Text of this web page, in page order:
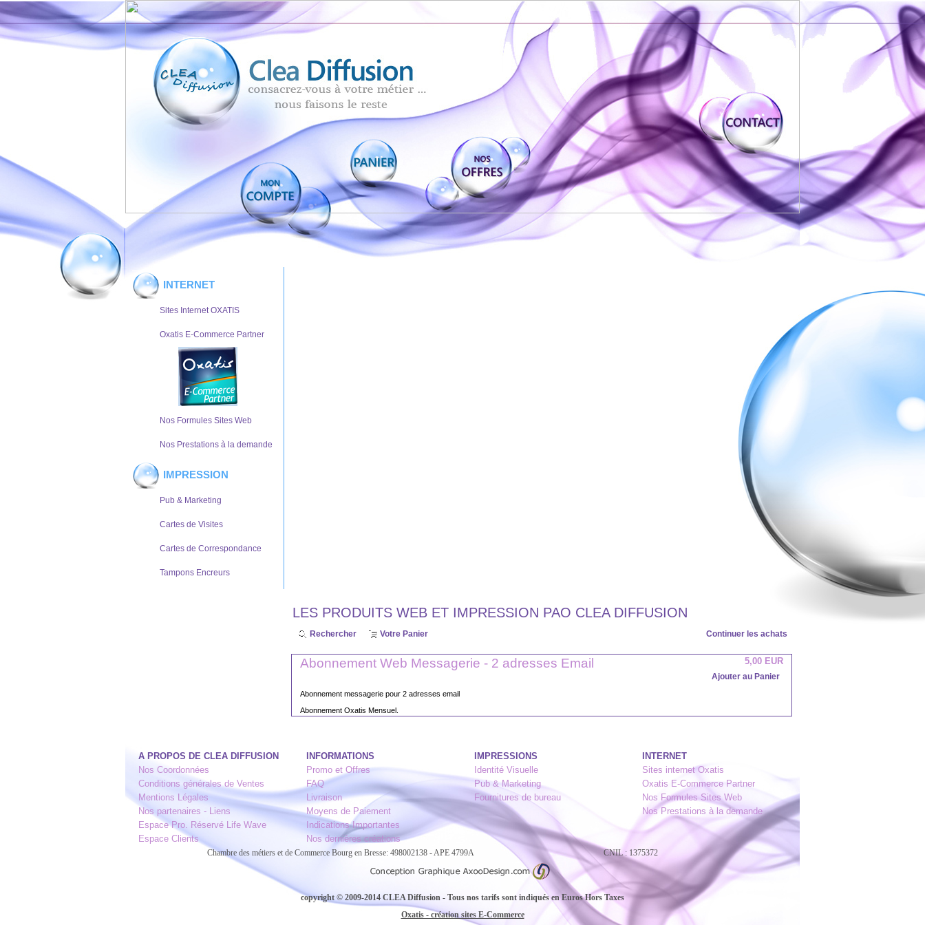
INTERNET
Sites Internet OXATIS
Oxatis E-Commerce Partner
Nos Formules Sites Web
Nos Prestations à la demande
IMPRESSION
Pub & Marketing
Cartes de Visites
Cartes de Correspondance
Tampons Encreurs
LES PRODUITS WEB ET IMPRESSION PAO CLEA DIFFUSION
Rechercher Votre Panier Continuer les achats
Abonnement Web Messagerie - 2 adresses Email 5,00 EUR
Ajouter au Panier
Abonnement messagerie pour 2 adresses email
Abonnement Oxatis Mensuel.
A PROPOS DE CLEA DIFFUSION INFORMATIONS IMPRESSIONS
INTERNET
Nos Coordonnées
Promo et Offres Identité Visuelle
Sites internet Oxatis
Conditions générales de Ventes
FAQ Pub & Marketing
Oxatis E-Commerce Partner
Mentions Légales
Livraison Fournitures de bureau
Nos Formules Sites Web
Nos partenaires - Liens
Moyens de Paiement
Nos Prestations à la demande
Espace Pro. Réservé Life Wave
Indications Importantes
Espace Clients
Nos dernières créations
Chambre des métiers et de Commerce Bourg en Bresse: 498002138 - APE 4799A CNIL : 1375372
copyright © 2009-2014 CLEA Diffusion - Tous nos tarifs sont indiqués en Euros Hors Taxes
Oxatis - création sites E-Commerce